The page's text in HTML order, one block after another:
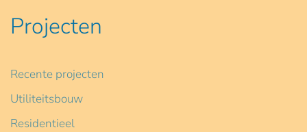
Projecten
Recente projecten
Utiliteitsbouw
Residentieel